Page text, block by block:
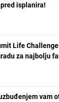
isplanira!
Life
za najbolju
vam